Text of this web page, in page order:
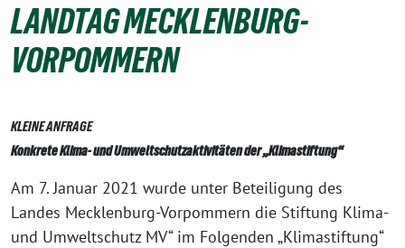
LANDTAG MECKLENBURG-
VORPOMMERN
KLEINE ANFRAGE
Konkrete Klima- und Umweltschutzaktivitäten der „Klimastiftung“
Am 7. Januar 2021 wurde unter Beteiligung des
Landes Mecklenburg-Vorpommern die Stiftung Klima-
und Umweltschutz MV“ im Folgenden „Klimastiftung“